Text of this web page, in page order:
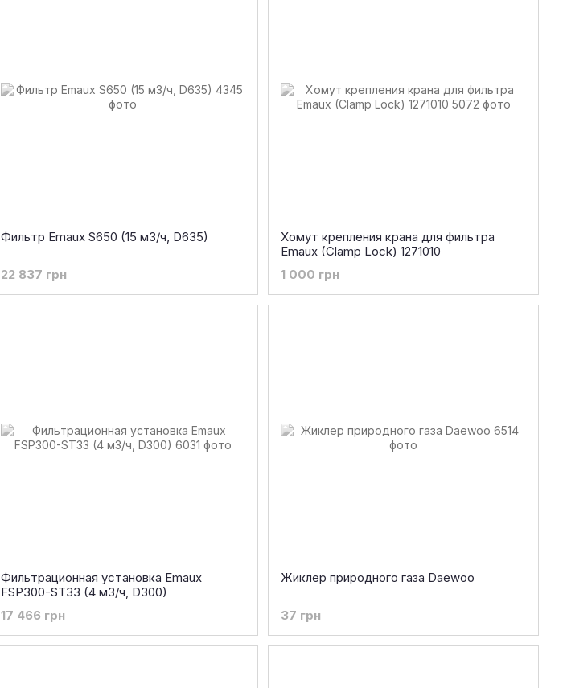
Фильтр Emaux S650 (15 м3/ч, D635)
22 837 грн
Хомут крепления крана для фильтра
Emaux (Clamp Lock) 1271010
1 000 грн
Фильтрационная установка Emaux
FSP300-ST33 (4 м3/ч, D300)
17 466 грн
Жиклер природного газа Daewoo
37 грн